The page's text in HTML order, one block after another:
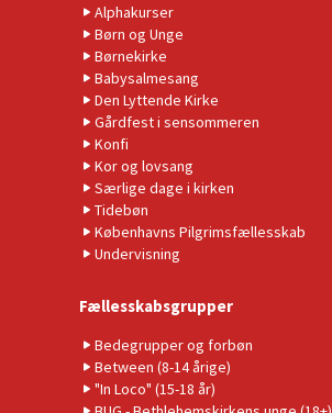
Alphakurser
Børn og Unge
Børnekirke
Babysalmesang
Den Lyttende Kirke
Gårdfest i sensommeren
Konfi
Kor og lovsang
Særlige dage i kirken
Tidebøn
Københavns Pilgrimsfællesskab
Undervisning
Fællesskabsgrupper
Bedegrupper og forbøn
Between (8-14 årige)
"In Loco" (15-18 år)